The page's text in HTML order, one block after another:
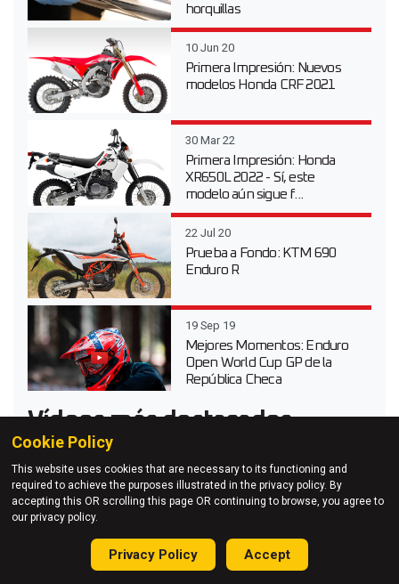
horquillas
10 Jun 20
Primera Impresión: Nuevos
modelos Honda CRF 2021
30 Mar 22
Primera Impresión: Honda
XR650L 2022 - Sí, este
modelo aún sigue f...
22 Jul 20
Prueba a Fondo: KTM 690
Enduro R
19 Sep 19
Mejores Momentos: Enduro
Open World Cup GP de la
República Checa
Vídeos más destacados
06 Jun 26
Sigue en directo la gran final
del Red Bull Erzbergrodeo
20 Abr 26
Cookie Policy
This website uses cookies that are necessary to its functioning and
required to achieve the purposes illustrated in the privacy policy. By
accepting this OR scrolling this page OR continuing to browse, you agree to
our privacy policy.
Privacy Policy Accept